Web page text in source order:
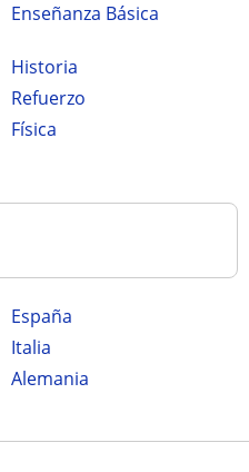
Enseñanza Básica
Historia
Refuerzo
Física
España
Italia
Alemania